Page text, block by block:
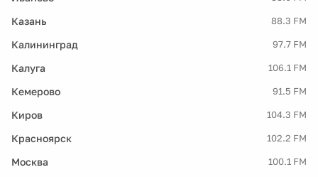
Казань 88.3 FM
Калининград 97.7 FM
Калуга 106.1 FM
Кемерово 91.5 FM
Киров 104.3 FM
Красноярск 102.2 FM
Москва 100.1 FM